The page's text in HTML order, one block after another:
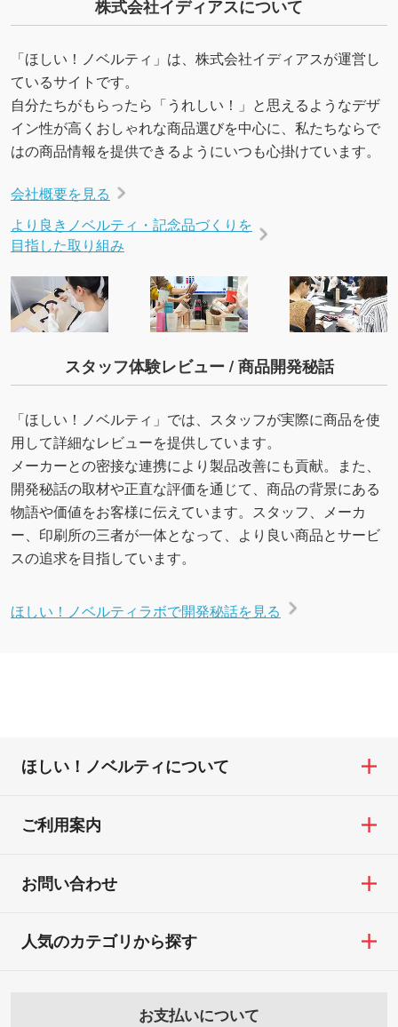
を生成してほしい
URLをご指定いただければ、QRコードを生成
いたします。配置のご相談にも応じています。
→詳しく見る
株式会社イディアスについて
「ほしい！ノベルティ」は、株式会社イディアスが運営し
ているサイトです。
自分たちがもらったら「うれしい！」と思えるようなデザ
イン性が高くおしゃれな商品選びを中心に、私たちならで
はの商品情報を提供できるようにいつも心掛けています。
会社概要を見る
より良きノベルティ・記念品づくりを
目指した取り組み
スタッフ体験レビュー / 商品開発秘話
「ほしい！ノベルティ」では、スタッフが実際に商品を使
用して詳細なレビューを提供しています。
メーカーとの密接な連携により製品改善にも貢献。また、
開発秘話の取材や正直な評価を通じて、商品の背景にある
物語や価値をお客様に伝えています。スタッフ、メーカ
ー、印刷所の三者が一体となって、より良い商品とサービ
スの追求を目指しています。
ほしい！ノベルティラボで開発秘話を見る
ほしい！ノベルティについて
ご利用案内
お問い合わせ
お支払いについて
人気のカテゴリから探す